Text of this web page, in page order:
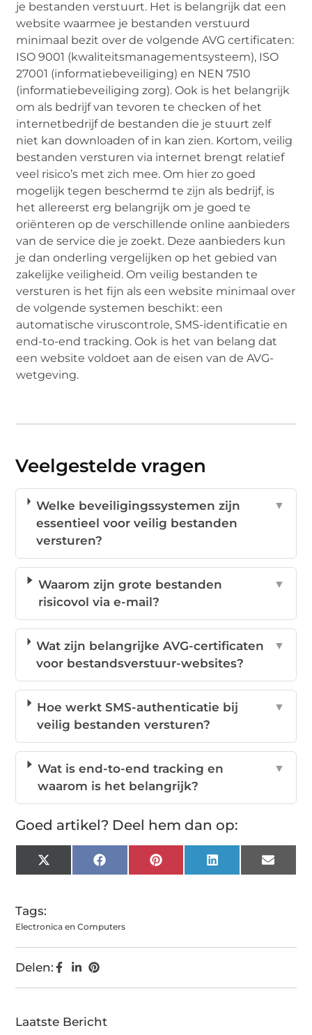
je bestanden verstuurt. Het is belangrijk dat een
website waarmee je bestanden verstuurd
minimaal bezit over de volgende AVG certificaten:
ISO 9001 (kwaliteitsmanagementsysteem), ISO
27001 (informatiebeveiliging) en NEN 7510
(informatiebeveiliging zorg). Ook is het belangrijk
om als bedrijf van tevoren te checken of het
internetbedrijf de bestanden die je stuurt zelf
niet kan downloaden of in kan zien. Kortom, veilig
bestanden versturen via internet brengt relatief
veel risico’s met zich mee. Om hier zo goed
mogelijk tegen beschermd te zijn als bedrijf, is
het allereerst erg belangrijk om je goed te
oriënteren op de verschillende online aanbieders
van de service die je zoekt. Deze aanbieders kun
je dan onderling vergelijken op het gebied van
zakelijke veiligheid. Om veilig bestanden te
versturen is het fijn als een website minimaal over
de volgende systemen beschikt: een
automatische viruscontrole, SMS-identificatie en
end-to-end tracking. Ook is het van belang dat
een website voldoet aan de eisen van de AVG-
wetgeving.
Veelgestelde vragen
Welke beveiligingssystemen zijn
essentieel voor veilig bestanden
versturen?
▼
Waarom zijn grote bestanden
risicovol via e-mail?
▼
Wat zijn belangrijke AVG-certificaten
voor bestandsverstuur-websites?
▼
Hoe werkt SMS-authenticatie bij
veilig bestanden versturen?
▼
Wat is end-to-end tracking en
waarom is het belangrijk?
▼
Goed artikel? Deel hem dan op:
X
(Twitter)
FacebookPinterest LinkedIn Email
Tags:
Electronica en Computers
Delen:
Laatste Bericht